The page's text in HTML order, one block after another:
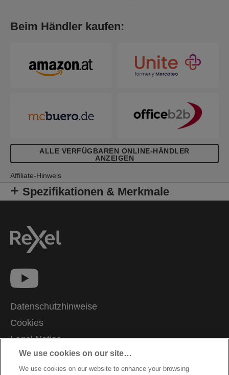
Beim Händler kaufen:
ALLE VERFÜGBAREN ONLINE-HÄNDLER
ANZEIGEN
Affiliate-Hinweis
Spezifikationen & Merkmale
Datenschutzhinweise
Cookies
Legal Notice
Impressum
Meine Daten verwalten
We use cookies on our site…
We use cookies on our website to enhance your browsing